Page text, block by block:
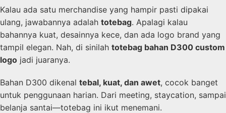
Kalau ada satu merchandise yang hampir pasti dipakai
ulang, jawabannya adalah totebag. Apalagi kalau
bahannya kuat, desainnya kece, dan ada logo brand yang
tampil elegan. Nah, di sinilah totebag bahan D300 custom
logo jadi juaranya.
Bahan D300 dikenal tebal, kuat, dan awet, cocok banget
untuk penggunaan harian. Dari meeting, staycation, sampai
belanja santai—totebag ini ikut menemani.